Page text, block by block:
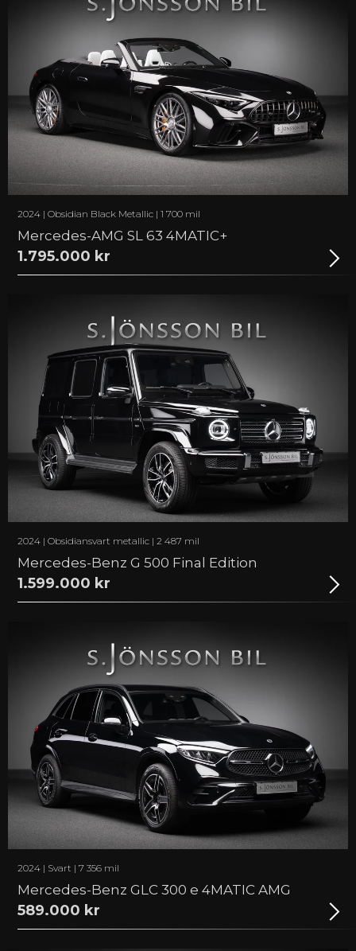
2024 | Obsidian Black Metallic | 1 700 mil
Mercedes-AMG SL 63 4MATIC+
1.795.000 kr
2024 | Obsidiansvart metallic | 2 487 mil
Mercedes-Benz G 500 Final Edition
1.599.000 kr
2024 | Svart | 7 356 mil
Mercedes-Benz GLC 300 e 4MATIC AMG
589.000 kr